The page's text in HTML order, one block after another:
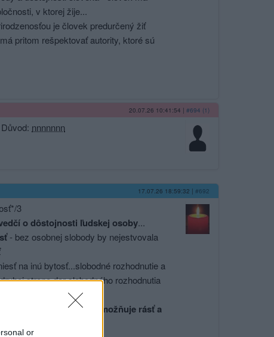
or
v ktorej žije...
je človek predurčený žiť
pritom rešpektovať autority, ktoré sú
20.07.26 10:41:54 | #694 (1)
nnnnnnn
17.07.26 18:59:32 | #692
3
o dôstojnosti ľudskej osoby...
- bez osobnej slobody by nejestvovala
na inú bytosť...slobodné rozhodnutie a
strane dar slobodného rozhodnutia
je sila, ktorá mu umožňuje rásť a